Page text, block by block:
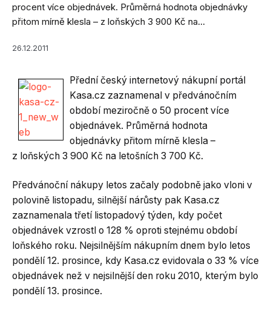
procent více objednávek. Průměrná hodnota objednávky
přitom mírně klesla – z loňských 3 900 Kč na...
26.12.2011
Přední český internetový nákupní portál
Kasa.cz zaznamenal v předvánočním
období meziročně o 50 procent více
objednávek. Průměrná hodnota
objednávky přitom mírně klesla –
z loňských 3 900 Kč na letošních 3 700 Kč.
Předvánoční nákupy letos začaly podobně jako vloni v
polovině listopadu, silnější nárůsty pak Kasa.cz
zaznamenala třetí listopadový týden, kdy počet
objednávek vzrostl o 128 % oproti stejnému období
loňského roku. Nejsilnějším nákupním dnem bylo letos
pondělí 12. prosince, kdy Kasa.cz evidovala o 33 % více
objednávek než v nejsilnější den roku 2010, kterým bylo
pondělí 13. prosince.